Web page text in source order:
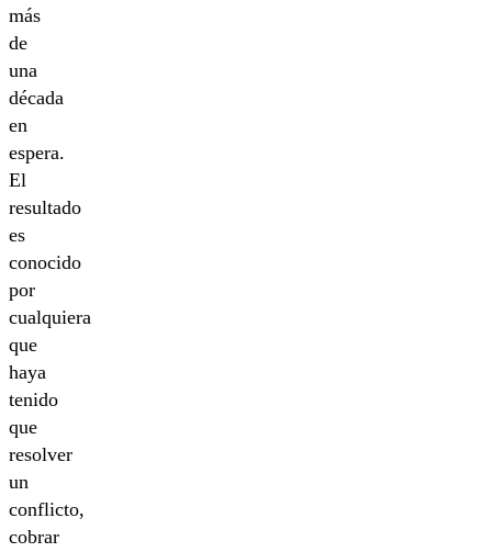
más
de
una
década
en
espera.
El
resultado
es
conocido
por
cualquiera
que
haya
tenido
que
resolver
un
conflicto,
cobrar